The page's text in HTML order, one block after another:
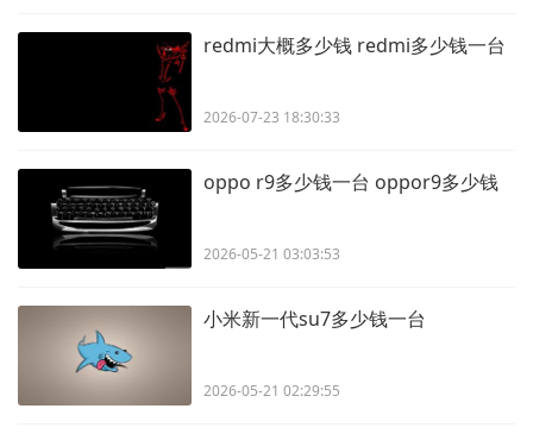
redmi大概多少钱 redmi多少钱一台
2026-07-23 18:30:33
oppo r9多少钱一台 oppor9多少钱
2026-05-21 03:03:53
小米新一代su7多少钱一台
2026-05-21 02:29:55